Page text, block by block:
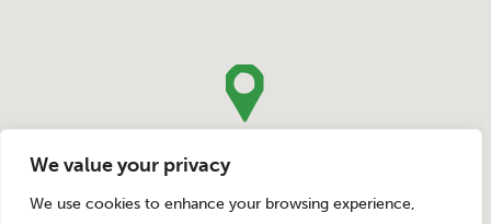
We value your privacy
We use cookies to enhance your browsing experience,